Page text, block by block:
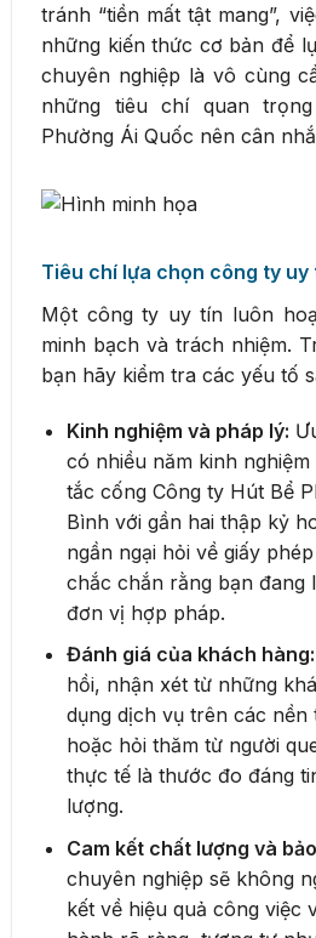
tránh “tiền mất tật mang”,
những kiến thức cơ bản để
chuyên nghiệp là vô cùng
những tiêu chí quan
Phường Ái Quốc nên cân
Tiêu chí lựa chọn công ty
Một công ty uy tín luôn
minh bạch và trách nhiệm.
bạn hãy kiểm tra các yếu tố
Kinh nghiệm và pháp lý:
có nhiều năm kinh
tắc cống Công ty Hút Bể
Bình với gần hai thập kỷ
ngần ngại hỏi về giấy
chắc chắn rằng bạn đang
đơn vị hợp pháp.
Đánh giá của khách hàng:
hồi, nhận xét từ những
dụng dịch vụ trên các
hoặc hỏi thăm từ người
thực tế là thước đo đáng
lượng.
Cam kết chất lượng và
chuyên nghiệp sẽ không
kết về hiệu quả công việc